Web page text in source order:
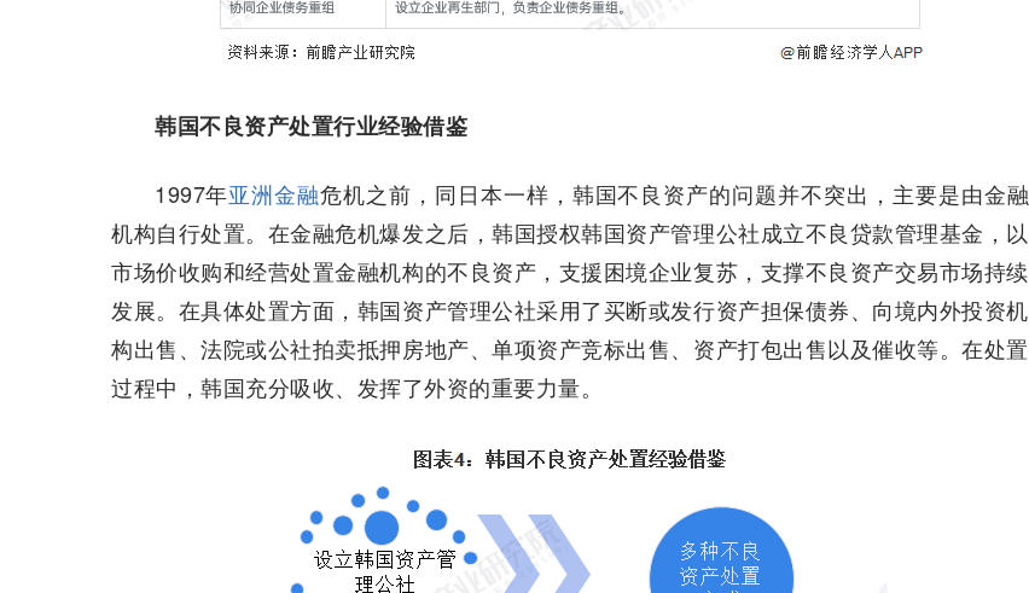
韩国不良资产处置行业经验借鉴
1997年亚洲金融危机之前，同日本一样，韩国不良资产的问题并不突出，主要是由金融
机构自行处置。在金融危机爆发之后，韩国授权韩国资产管理公社成立不良贷款管理基金，以
市场价收购和经营处置金融机构的不良资产，支援困境企业复苏，支撑不良资产交易市场持续
发展。在具体处置方面，韩国资产管理公社采用了买断或发行资产担保债券、向境内外投资机
构出售、法院或公社拍卖抵押房地产、单项资产竞标出售、资产打包出售以及催收等。在处置
过程中，韩国充分吸收、发挥了外资的重要力量。